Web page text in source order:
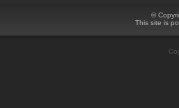
©
This site is